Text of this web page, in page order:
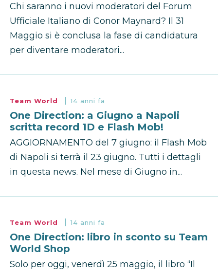
Chi saranno i nuovi moderatori del Forum
Ufficiale Italiano di Conor Maynard? Il 31
Maggio si è conclusa la fase di candidatura
per diventare moderatori...
Team World 14 anni fa
One Direction: a Giugno a Napoli
scritta record 1D e Flash Mob!
AGGIORNAMENTO del 7 giugno: il Flash Mob
di Napoli si terrà il 23 giugno. Tutti i dettagli
in questa news. Nel mese di Giugno in...
Team World 14 anni fa
One Direction: libro in sconto su Team
World Shop
Solo per oggi, venerdì 25 maggio, il libro “Il